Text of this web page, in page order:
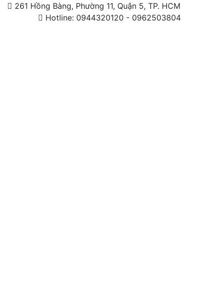
261 Hồng Bàng, Phường 11, Quận 5, TP. HCM
Hotline: 0944320120 - 0962503804